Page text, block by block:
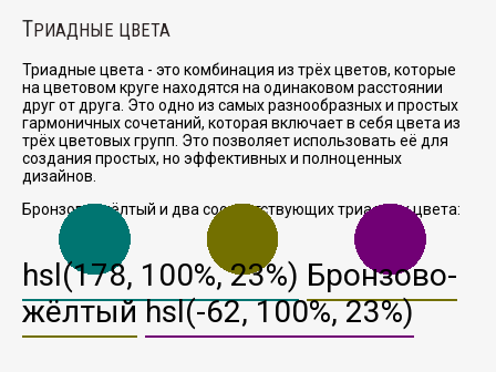
ТРИАДНЫЕ ЦВЕТА
Триадные цвета - это комбинация из трёх цветов, которые
на цветовом круге находятся на одинаковом расстоянии
друг от друга. Это одно из самых разнообразных и простых
гармоничных сочетаний, которая включает в себя цвета из
трёх цветовых групп. Это позволяет использовать её для
создания простых, но эффективных и полноценных
дизайнов.
Бронзово-жёлтый и два соответствующих триадных цвета:
hsl(178, 100%, 23%) Бронзово-
жёлтый hsl(-62, 100%, 23%)